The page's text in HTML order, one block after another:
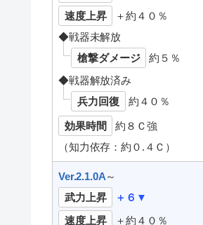
速度上昇
＋約４０％
◆戦器未解放
槍撃ダメージ
約５％
◆戦器解放済み
兵力回復
約４０％
効果時間
約８Ｃ強
（知力依存：約０.４Ｃ）
Ver.2.1.0A～
武力上昇
＋６▼
速度上昇
＋約４０％